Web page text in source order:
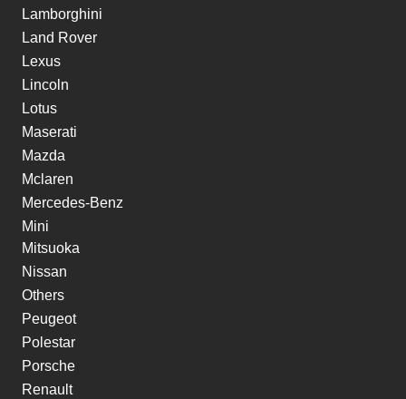
Lamborghini
Land Rover
Lexus
Lincoln
Lotus
Maserati
Mazda
Mclaren
Mercedes-Benz
Mini
Mitsuoka
Nissan
Others
Peugeot
Polestar
Porsche
Renault